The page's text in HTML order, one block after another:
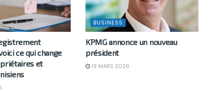
ce qui change
et
BUSINESS
KPMG annonce un nouveau
président
19 MARS 2026